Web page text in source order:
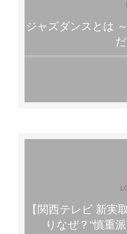
ジャズダンスとは
【関西テレビ 新実
りなぜ？“慎重